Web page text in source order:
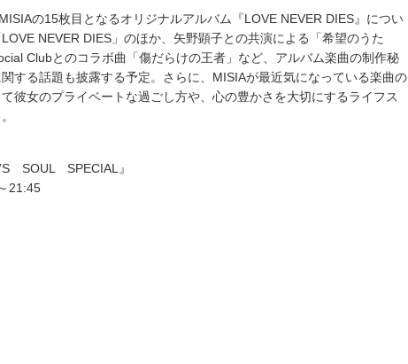
の15枚目となるオリジナルアルバム『LOVE NEVER DIES』につい
NEVER DIES」のほか、矢野顕子との共演による「希望のうた
Clubとのコラボ曲「傷だらけの王者」など、アルバム楽曲の制作秘
する話題も披露する予定。さらに、MISIAが最近気になっている楽曲の
彼女のプライベートな過ごし方や、心の豊かさを大切にするライフス
SOUL SPECIAL』
21:45